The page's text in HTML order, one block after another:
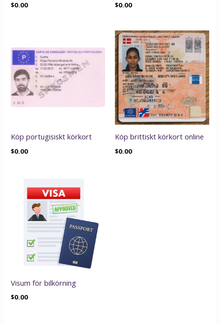
$0.00 $0.00
Köp portugisiskt körkort
$0.00
Köp brittiskt körkort online
$0.00
Visum för bilkörning
$0.00